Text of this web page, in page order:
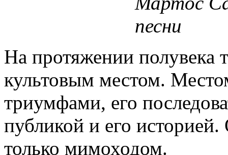
На протяжении полувека
культовым местом.
триумфами, его
публикой и его
только мимоходом.